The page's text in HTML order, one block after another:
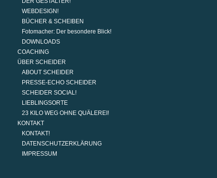
WEBDESIGN!
BÜCHER & SCHEIBEN
Fotomacher: Der besondere Blick!
DOWNLOADS
COACHING
ÜBER SCHEIDER
ABOUT SCHEIDER
PRESSE-ECHO SCHEIDER
SCHEIDER SOCIAL!
LIEBLINGSORTE
23 KILO WEG OHNE QUÄLEREI!
KONTAKT
KONTAKT!
DATENSCHUTZERKLÄRUNG
IMPRESSUM